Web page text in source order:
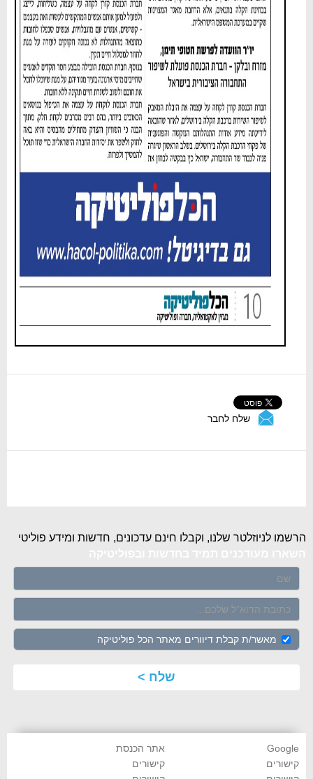
שלח לחבר
הרשמו לניוזלטר שלנו, וקבלו חינם עדכונים, חדשות ומידע פוליטי
מאשר/ת קבלת דיוורים מאתר הכל פוליטיקה
Google אתר הכנסת
קישורים קישורים